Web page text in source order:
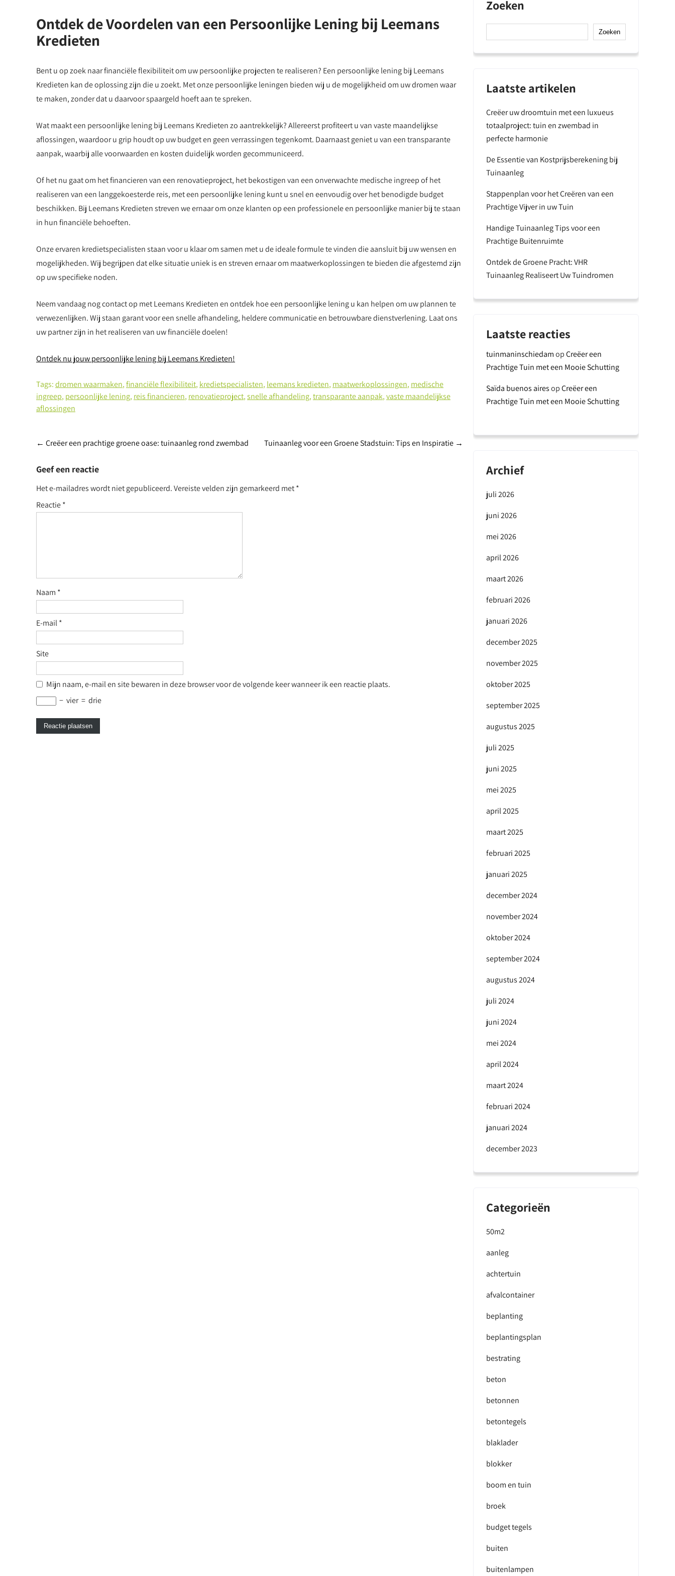
Ontdek de Voordelen van een Persoonlijke Lening bij Leemans
Kredieten
Bent u op zoek naar financiële flexibiliteit om uw persoonlijke projecten te realiseren? Een persoonlijke lening bij Leemans
Kredieten kan de oplossing zijn die u zoekt. Met onze persoonlijke leningen bieden wij u de mogelijkheid om uw dromen waar
te maken, zonder dat u daarvoor spaargeld hoeft aan te spreken.
Wat maakt een persoonlijke lening bij Leemans Kredieten zo aantrekkelijk? Allereerst profiteert u van vaste maandelijkse
aflossingen, waardoor u grip houdt op uw budget en geen verrassingen tegenkomt. Daarnaast geniet u van een transparante
aanpak, waarbij alle voorwaarden en kosten duidelijk worden gecommuniceerd.
Of het nu gaat om het financieren van een renovatieproject, het bekostigen van een onverwachte medische ingreep of het
realiseren van een langgekoesterde reis, met een persoonlijke lening kunt u snel en eenvoudig over het benodigde budget
beschikken. Bij Leemans Kredieten streven we ernaar om onze klanten op een professionele en persoonlijke manier bij te staan
in hun financiële behoeften.
Onze ervaren kredietspecialisten staan voor u klaar om samen met u de ideale formule te vinden die aansluit bij uw wensen en
mogelijkheden. Wij begrijpen dat elke situatie uniek is en streven ernaar om maatwerkoplossingen te bieden die afgestemd zijn
op uw specifieke noden.
Neem vandaag nog contact op met Leemans Kredieten en ontdek hoe een persoonlijke lening u kan helpen om uw plannen te
verwezenlijken. Wij staan garant voor een snelle afhandeling, heldere communicatie en betrouwbare dienstverlening. Laat ons
uw partner zijn in het realiseren van uw financiële doelen!
Ontdek nu jouw persoonlijke lening bij Leemans Kredieten!
Tags:dromen waarmaken,financiële flexibiliteit, kredietspecialisten, leemans kredieten, maatwerkoplossingen, medische
ingreep, persoonlijke lening, reis financieren, renovatieproject,snelle afhandeling,transparante aanpak,vaste maandelijkse
aflossingen
Berichtnavigatie
← Creëer een prachtige groene oase: tuinaanleg rond zwembad Tuinaanleg voor een Groene Stadstuin: Tips en Inspiratie →
Geef een reactie
Het e-mailadres wordt niet gepubliceerd.Vereiste velden zijn gemarkeerd met*
Reactie*
Naam *
E-mail*
Site
Mijn naam, e-mail en site bewaren in deze browser voor de volgende keer wanneer ik een reactie plaats.
− vier = drie
Zoeken
Zoeken
Laatste artikelen
Creëer uw droomtuin met een luxueus
totaalproject: tuin en zwembad in
perfecte harmonie
De Essentie van Kostprijsberekening bij
Tuinaanleg
Stappenplan voor het Creëren van een
Prachtige Vijver in uw Tuin
Handige Tuinaanleg Tips voor een
Prachtige Buitenruimte
Ontdek de Groene Pracht: VHR
Tuinaanleg Realiseert Uw Tuindromen
Laatste reacties
tuinmaninschiedamopCreëer een
Prachtige Tuin met een Mooie Schutting
Saïda buenos airesopCreëer een
Prachtige Tuin met een Mooie Schutting
Archief
juli 2026
juni 2026
mei 2026
april 2026
maart 2026
februari 2026
januari 2026
december 2025
november 2025
oktober 2025
september 2025
augustus 2025
juli 2025
juni 2025
mei 2025
april 2025
maart 2025
februari 2025
januari 2025
december 2024
november 2024
oktober 2024
september 2024
augustus 2024
juli 2024
juni 2024
mei 2024
april 2024
maart 2024
februari 2024
januari 2024
december 2023
Categorieën
50m2
aanleg
achtertuin
afvalcontainer
beplanting
beplantingsplan
bestrating
beton
betonnen
betontegels
blaklader
blokker
boom en tuin
broek
budget tegels
buiten
buitenlampen